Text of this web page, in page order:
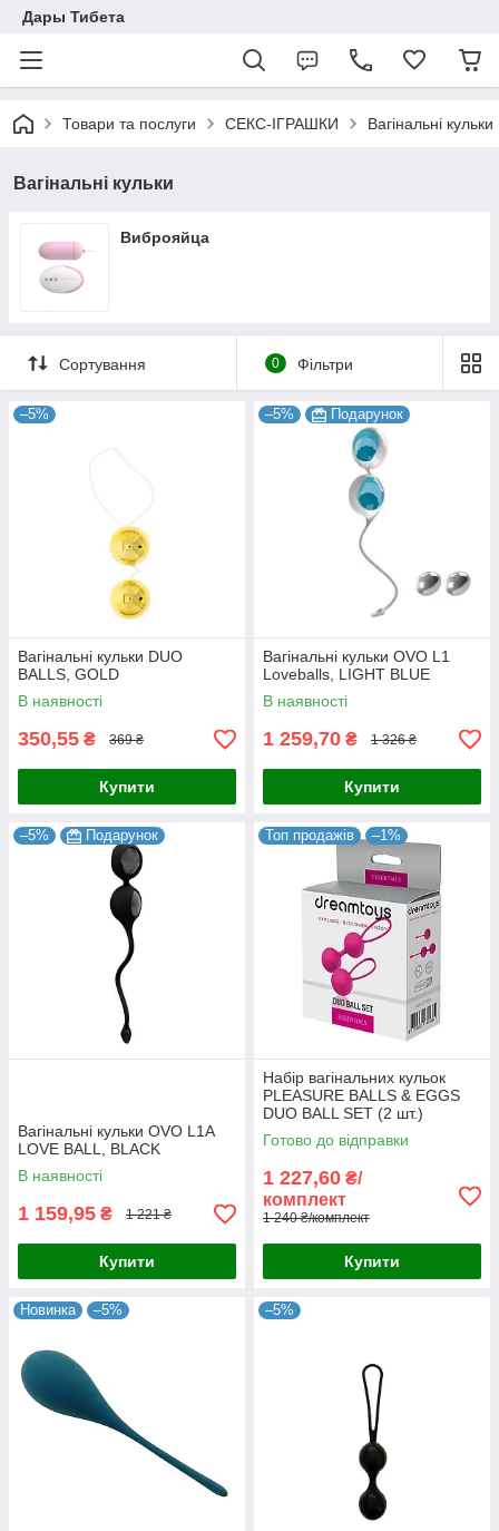
Дары Тибета
Товари та послуги СЕКС-ІГРАШКИ Вагінальні кульки
Вагінальні кульки
Виброяйца
Сортування 0 Фільтри
–5%
Вагінальні кульки DUO
BALLS, GOLD
В наявності
350,55 ₴ 369 ₴
Купити
–5% Подарунок
Вагінальні кульки OVO L1
Loveballs, LIGHT BLUE
В наявності
1 259,70 ₴ 1 326 ₴
Купити
–5% Подарунок
Вагінальні кульки OVO L1A
LOVE BALL, BLACK
В наявності
1 159,95 ₴ 1 221 ₴
Купити
Топ продажів –1%
Набір вагінальних кульок
PLEASURE BALLS & EGGS
DUO BALL SET (2 шт.)
Нідерланди
Готово до відправки
1 227,60 ₴/
комплект
1 240 ₴/комплект
Купити
Новинка –5% –5%